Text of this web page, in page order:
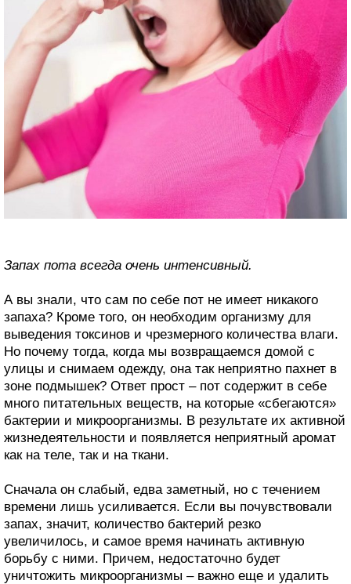
Запах пота всегда очень интенсивный.
А вы знали, что сам по себе пот не имеет никакого
запаха? Кроме того, он необходим организму для
выведения токсинов и чрезмерного количества влаги.
Но почему тогда, когда мы возвращаемся домой с
улицы и снимаем одежду, она так неприятно пахнет в
зоне подмышек? Ответ прост – пот содержит в себе
много питательных веществ, на которые «сбегаются»
бактерии и микроорганизмы. В результате их активной
жизнедеятельности и появляется неприятный аромат
как на теле, так и на ткани.
Сначала он слабый, едва заметный, но с течением
времени лишь усиливается. Если вы почувствовали
запах, значит, количество бактерий резко
увеличилось, и самое время начинать активную
борьбу с ними. Причем, недостаточно будет
уничтожить микроорганизмы – важно еще и удалить